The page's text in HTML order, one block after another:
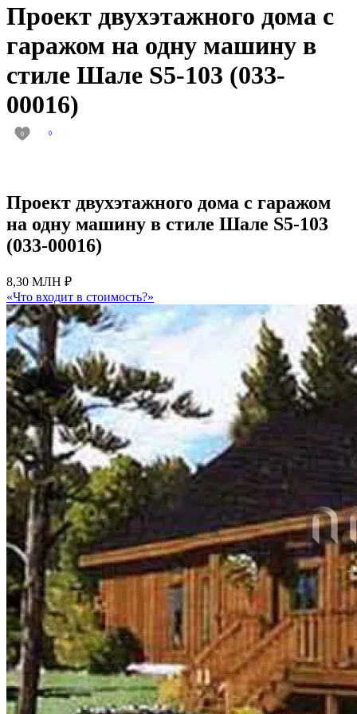
Проект двухэтажного дома с
гаражом на одну машину в
стиле Шале S5-103 (033-
00016)
0 0
Проект двухэтажного дома с гаражом
на одну машину в стиле Шале S5-103
(033-00016)
8,30 МЛН ₽
«Что входит в стоимость?»